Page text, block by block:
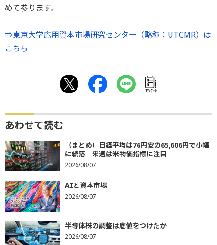
めて参ります。
⇒東京大学応用資本市場研究センター（略称：UTCMR）は
こちら
ｱﾝｹｰﾄ
あわせて読む
（まとめ）日経平均は76円安の65,606円で小幅
に続落 来週は米物価指標に注目
2026/08/07
AIと資本市場
2026/08/07
半導体株の調整は底値をつけたか
2026/08/07